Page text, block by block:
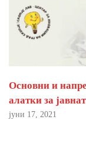
Основни и
алатки за
јуни 17, 2021